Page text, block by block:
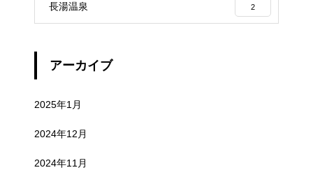
長湯温泉 2
アーカイブ
2025年1月
2024年12月
2024年11月